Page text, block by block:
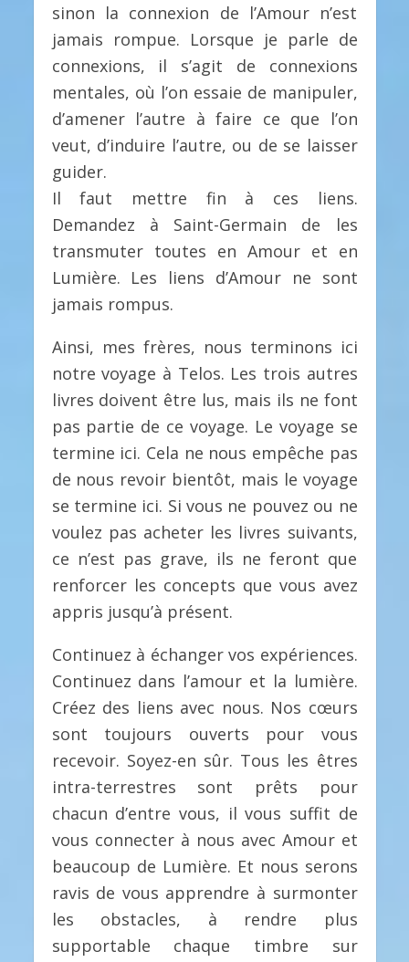
sinon la connexion de l’Amour n’est
jamais rompue. Lorsque je parle de
connexions, il s’agit de connexions
mentales, où l’on essaie de manipuler,
d’amener l’autre à faire ce que l’on
veut, d’induire l’autre, ou de se laisser
guider.
Il faut mettre fin à ces liens.
Demandez à Saint-Germain de les
transmuter toutes en Amour et en
Lumière. Les liens d’Amour ne sont
jamais rompus.
Ainsi, mes frères, nous terminons ici
notre voyage à Telos. Les trois autres
livres doivent être lus, mais ils ne font
pas partie de ce voyage. Le voyage se
termine ici. Cela ne nous empêche pas
de nous revoir bientôt, mais le voyage
se termine ici. Si vous ne pouvez ou ne
voulez pas acheter les livres suivants,
ce n’est pas grave, ils ne feront que
renforcer les concepts que vous avez
appris jusqu’à présent.
Continuez à échanger vos expériences.
Continuez dans l’amour et la lumière.
Créez des liens avec nous. Nos cœurs
sont toujours ouverts pour vous
recevoir. Soyez-en sûr. Tous les êtres
intra-terrestres sont prêts pour
chacun d’entre vous, il vous suffit de
vous connecter à nous avec Amour et
beaucoup de Lumière. Et nous serons
ravis de vous apprendre à surmonter
les obstacles, à rendre plus
supportable chaque timbre sur